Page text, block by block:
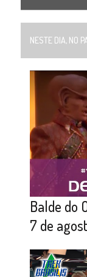
NESTE DIA, NO
Balde do
7 de